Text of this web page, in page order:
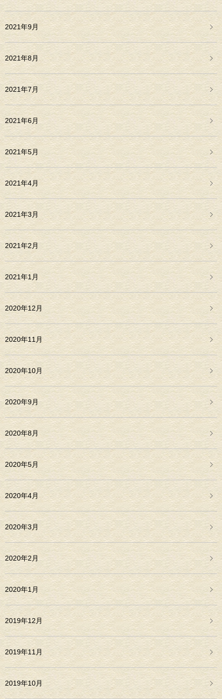
2021年9月
2021年8月
2021年7月
2021年6月
2021年5月
2021年4月
2021年3月
2021年2月
2021年1月
2020年12月
2020年11月
2020年10月
2020年9月
2020年8月
2020年5月
2020年4月
2020年3月
2020年2月
2020年1月
2019年12月
2019年11月
2019年10月